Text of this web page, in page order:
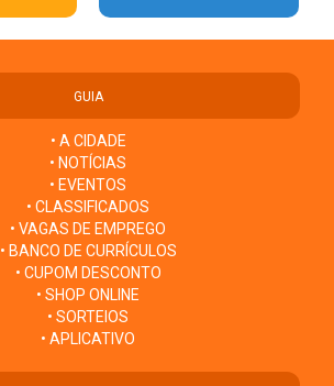
GUIA
• A CIDADE
• NOTÍCIAS
• EVENTOS
• CLASSIFICADOS
• VAGAS DE EMPREGO
• BANCO DE CURRÍCULOS
• CUPOM DESCONTO
• SHOP ONLINE
• SORTEIOS
• APLICATIVO